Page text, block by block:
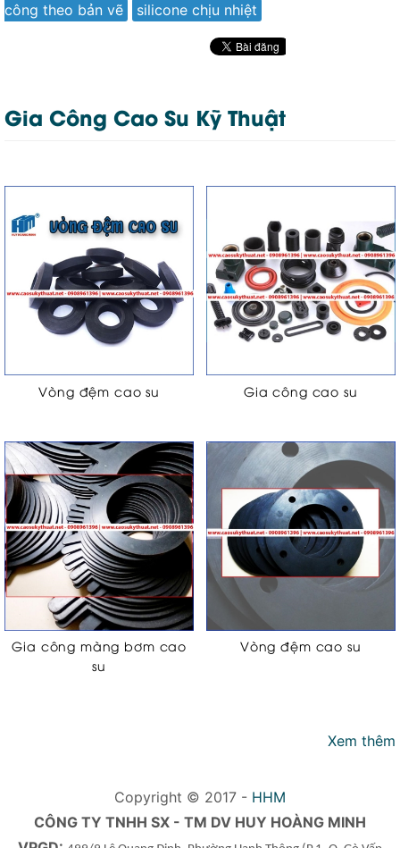
công theo bản vẽ
silicone chịu nhiệt
Gia Công Cao Su Kỹ Thuật
Vòng đệm cao su Gia công cao su
Gia công màng bơm cao
su
Vòng đệm cao su
Xem thêm
Copyright © 2017 - HHM
CÔNG TY TNHH SX - TM DV HUY HOÀNG MINH